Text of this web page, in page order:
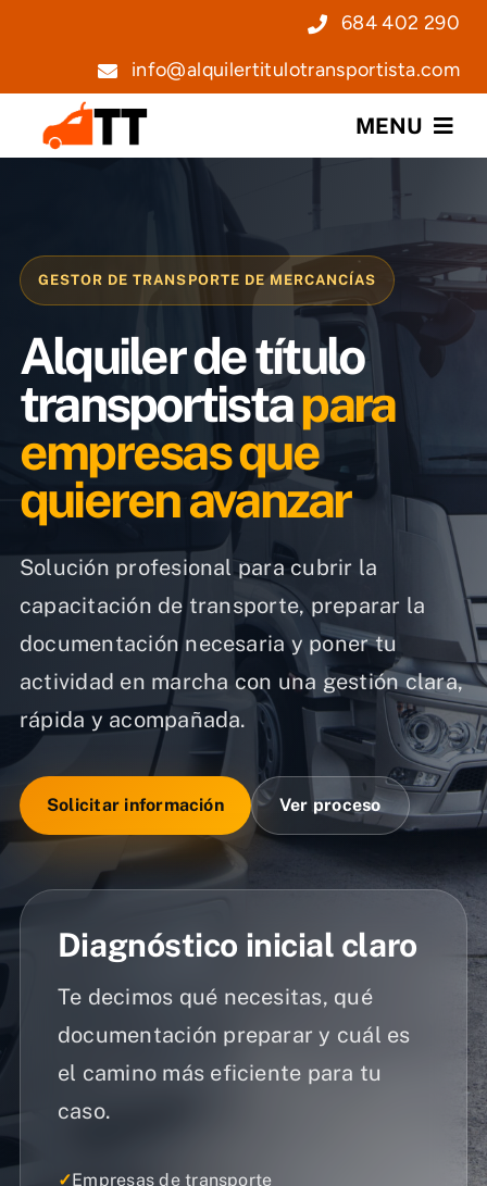
684 402 290
info@alquilertitulotransportista.com
MENU
Servicios
Noticias
Contacto
GESTOR DE TRANSPORTE DE MERCANCÍAS
Alquiler de título
transportistapara
empresas que
quieren avanzar
Solución profesional para cubrir la
capacitación de transporte, preparar la
documentación necesaria y poner tu
actividad en marcha con una gestión clara,
rápida y acompañada.
Solicitar información Ver proceso
Diagnóstico inicial claro
Te decimos qué necesitas, qué
documentación preparar y cuál es
el camino más eficiente para tu
caso.
✓Empresas de transporte